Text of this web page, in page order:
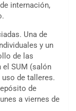
internación,
Una de
y un
de las
el SUM (salón
de talleres.
de
a viernes de